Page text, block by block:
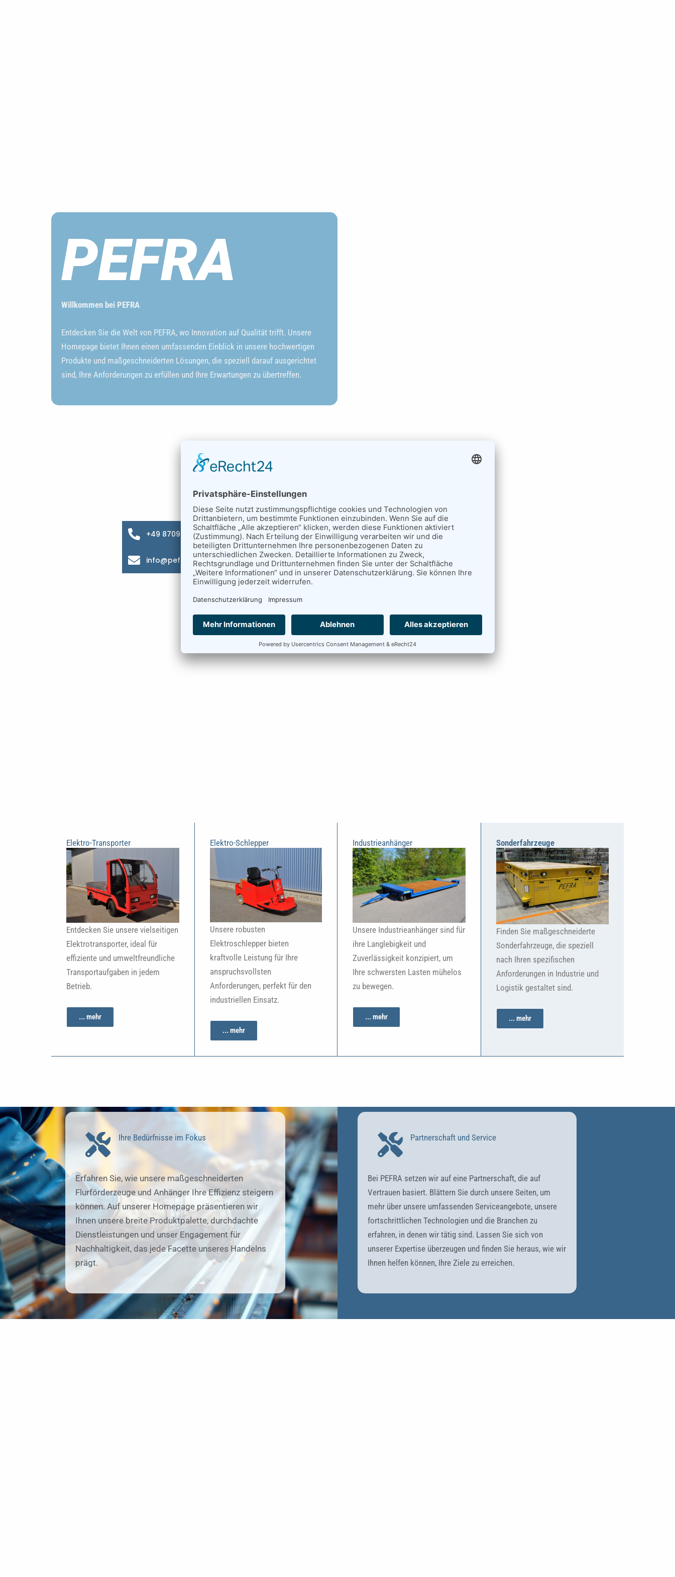
PEFRA
Willkommen bei PEFRA
Entdecken Sie die Welt von PEFRA, wo Innovation auf Qualität trifft. Unsere
Homepage bietet Ihnen einen umfassenden Einblick in unsere hochwertigen
Produkte und maßgeschneiderten Lösungen, die speziell darauf ausgerichtet
sind, Ihre Anforderungen zu erfüllen und Ihre Erwartungen zu übertreffen.
Elektro-Transporter
Entdecken Sie unsere vielseitigen
Elektrotransporter, ideal für
effiziente und umweltfreundliche
Transportaufgaben in jedem
Betrieb.
... mehr
Elektro-Schlepper
Unsere robusten
Elektroschlepper bieten
kraftvolle Leistung für Ihre
anspruchsvollsten
Anforderungen, perfekt für den
industriellen Einsatz.
... mehr
Industrieanhänger
Unsere Industrieanhänger sind für
ihre Langlebigkeit und
Zuverlässigkeit konzipiert, um
Ihre schwersten Lasten mühelos
zu bewegen.
... mehr
Sonderfahrzeuge
Finden Sie maßgeschneiderte
Sonderfahrzeuge, die speziell
nach Ihren spezifischen
Anforderungen in Industrie und
Logistik gestaltet sind.
... mehr
Ihre Bedürfnisse im Fokus
Erfahren Sie, wie unsere maßgeschneiderten
Flurförderzeuge und Anhänger Ihre Effizienz steigern
können. Auf unserer Homepage präsentieren wir
Ihnen unsere breite Produktpalette, durchdachte
Dienstleistungen und unser Engagement für
Nachhaltigkeit, das jede Facette unseres Handelns
prägt.
Partnerschaft und Service
Bei PEFRA setzen wir auf eine Partnerschaft, die auf
Vertrauen basiert. Blättern Sie durch unsere Seiten, um
mehr über unsere umfassenden Serviceangebote, unsere
fortschrittlichen Technologien und die Branchen zu
erfahren, in denen wir tätig sind. Lassen Sie sich von
unserer Expertise überzeugen und finden Sie heraus, wie wir
Ihnen helfen können, Ihre Ziele zu erreichen.
+49 8709 9216-0
info@pefra.net